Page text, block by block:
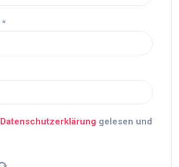
*
Datenschutzerklärung gelesen und